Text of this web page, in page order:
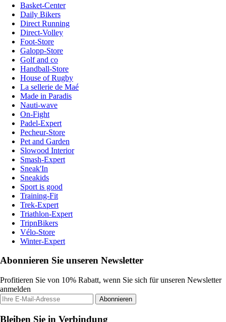
Basket-Center
Daily Bikers
Direct Running
Direct-Volley
Foot-Store
Galopp-Store
Golf and co
Handball-Store
House of Rugby
La sellerie de Maé
Made in Paradis
Nauti-wave
On-Fight
Padel-Expert
Pecheur-Store
Pet and Garden
Slowood Interior
Smash-Expert
Sneak'In
Sneakids
Sport is good
Training-Fit
Trek-Expert
Triathlon-Expert
TripnBikers
Vélo-Store
Winter-Expert
Abonnieren Sie unseren Newsletter
Profitieren Sie von 10% Rabatt, wenn Sie sich für unseren Newsletter
anmelden
Abonnieren
Bleiben Sie in Verbindung